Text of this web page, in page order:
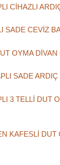
CİHAZLI
SADE CEVİZ
OYMA
SADE
3 TELLİ DUT
KAFESLİ DUT